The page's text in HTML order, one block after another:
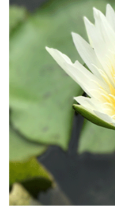
現在、あしかがフ
す！！
イベントもたくさ
本日は入園無料とな
おりますので是非お
熱中症対策として
ます。くれぐれも
水遊びを中心とし
濡れになりながら暑
※着替え必須です（